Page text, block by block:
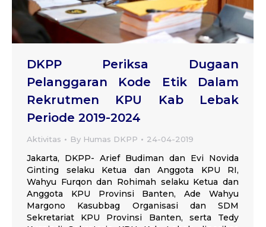
DKPP Periksa Dugaan
Pelanggaran Kode Etik Dalam
Rekrutmen KPU Kab Lebak
Periode 2019-2024
Aktivitas By Humas DKPP 24-04-2019
Jakarta, DKPP- Arief Budiman dan Evi Novida
Ginting selaku Ketua dan Anggota KPU RI,
Wahyu Furqon dan Rohimah selaku Ketua dan
Anggota KPU Provinsi Banten, Ade Wahyu
Margono Kasubbag Organisasi dan SDM
Sekretariat KPU Provinsi Banten, serta Tedy